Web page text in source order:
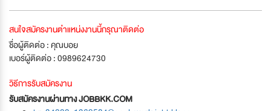
สนใจสมัครงานตำแหน่งงานนี้กรุณาติดต่อ
ชื่อผู้ติดต่อ : คุณบอย
เบอร์ผู้ติดต่อ : 0989624730
วิธีการรับสมัครงาน
รับสมัครงานผ่านทาง JOBBKK.COM